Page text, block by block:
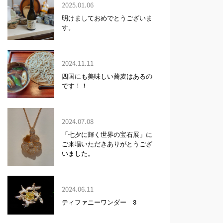
2025.01.06
明けましておめでとうございま
す。
2024.11.11
四国にも美味しい蕎麦はあるの
です！！
2024.07.08
「七夕に輝く世界の宝石展」に
ご来場いただきありがとうござ
いました。
2024.06.11
ティファニーワンダー 3